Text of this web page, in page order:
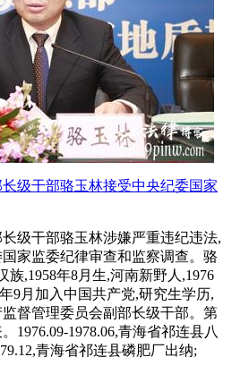
级干部骆玉林接受中央纪委国家
级干部骆玉林涉嫌严重违纪违法,
家监委纪律审查和监察调查。骆
族,1958年8月生,河南新野人,1976
9月加入中国共产党,研究生学历,
督管理委员会副部长级干部。第
1976.09-1978.06,青海省祁连县八
青海省祁连县磷肥厂出纳;